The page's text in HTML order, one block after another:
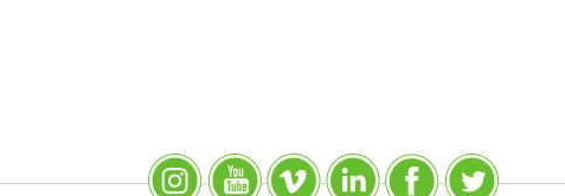
InstagramYouTubeSlideShareLinkedInFacebookX (Twitter)